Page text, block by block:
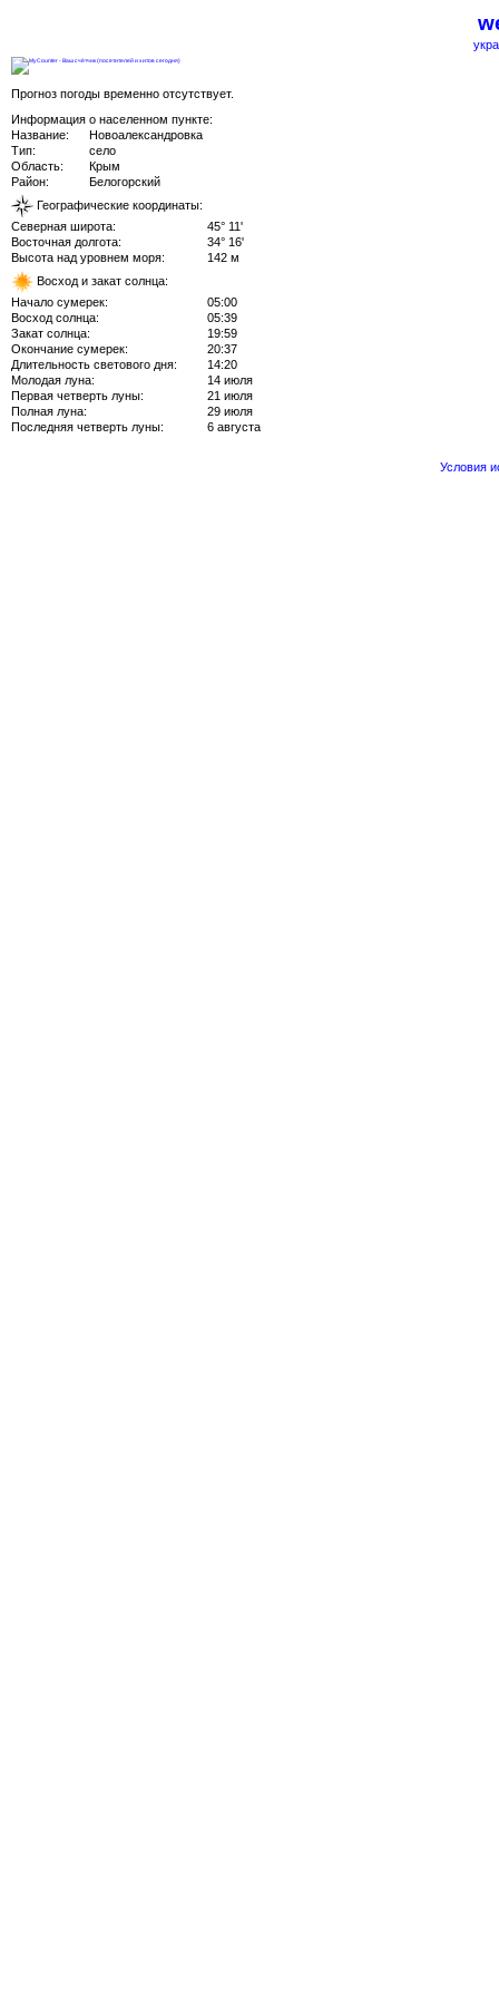
Прогноз погоды временно отсутствует.
Информация о населенном пункте:
Название:
Новоалександровка
Тип:
село
Область:
Крым
Район:
Белогорский
Географические координаты:
Северная широта:
45° 11'
Восточная долгота:
34° 16'
Высота над уровнем моря:
142 м
Восход и закат солнца:
Начало сумерек:
05:00
Восход солнца:
05:39
Закат солнца:
19:59
Окончание сумерек:
20:37
Длительность светового дня:
14:20
Молодая луна:
14 июля
Первая четверть луны:
21 июля
Полная луна:
29 июля
Последняя четверть луны:
6 августа
Условия